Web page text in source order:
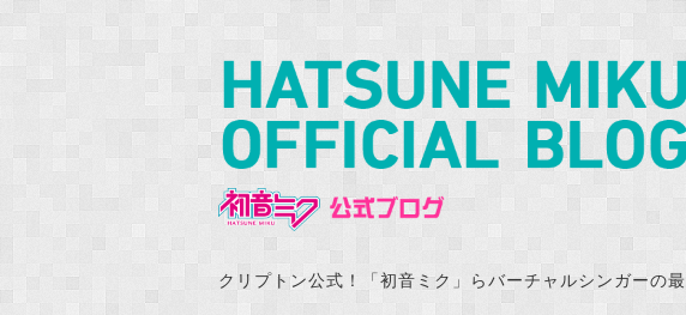
クリプトン公式！「初音ミク」らバーチャルシンガーの